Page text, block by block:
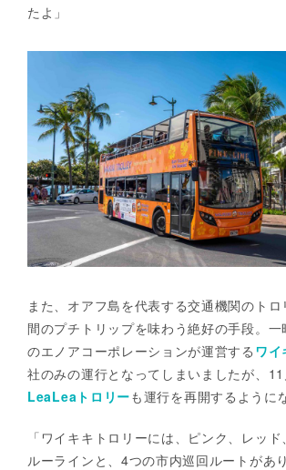
たよ」
また、オアフ島を代表する交通機関のト
間のプチトリップを味わう絶好の手段。
のエノアコーポレーションが運営する ワイ
社のみの運行となってしまいましたが、
LeaLeaトロリーも運行を再開するように
「ワイキキトロリーには、ピンク、レッ
ルーラインと、4つの市内巡回ルートがあ